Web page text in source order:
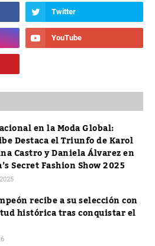
en la Moda Global:
Destaca el Triunfo de Karol
Castro y Daniela Álvarez en
Secret Fashion Show 2025
recibe a su selección con
histórica tras conquistar el